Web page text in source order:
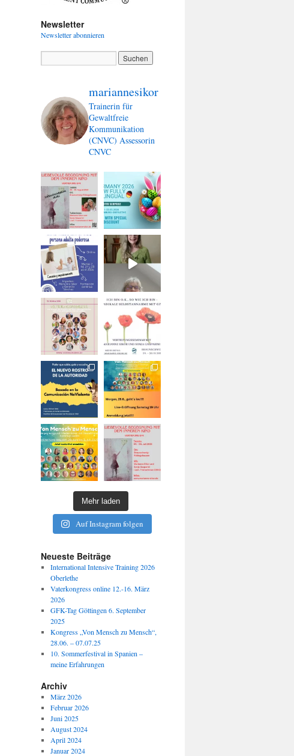
Newsletter
Newsletter abonnieren
mariannesikor
Trainerin für
Gewaltfreie
Kommunikation
(CNVC) Assessorin
CNVC
Mehr laden
Auf Instagram folgen
Neueste Beiträge
International Intensive Training 2026
Oberlethe
Vaterkongress online 12.-16. März
2026
GFK-Tag Göttingen 6. September
2025
Kongress „Von Mensch zu Mensch“,
28.06. – 07.07.25
10. Sommerfestival in Spanien –
meine Erfahrungen
Archiv
März 2026
Februar 2026
Juni 2025
August 2024
April 2024
Januar 2024